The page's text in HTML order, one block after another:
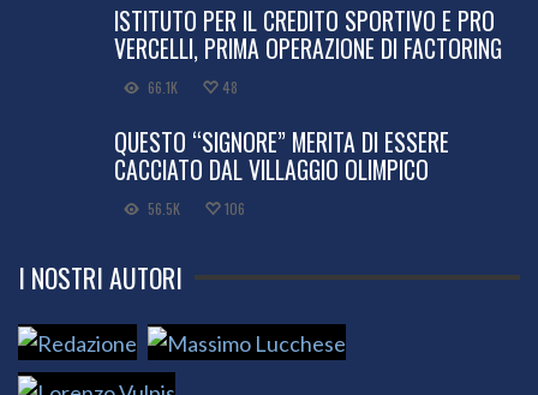
ISTITUTO PER IL CREDITO SPORTIVO E PRO
VERCELLI, PRIMA OPERAZIONE DI FACTORING
66.1K 48
QUESTO “SIGNORE” MERITA DI ESSERE
CACCIATO DAL VILLAGGIO OLIMPICO
56.5K 106
I NOSTRI AUTORI